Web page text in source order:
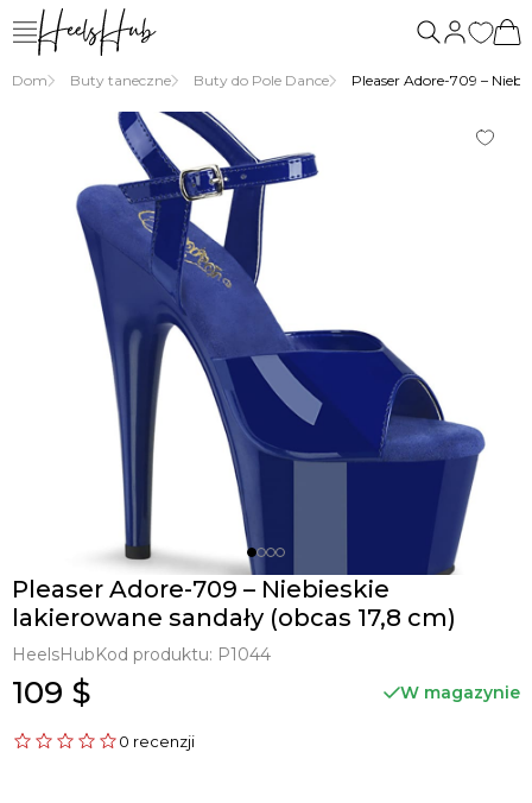
Dom Buty taneczne Buty do Pole Dance Pleaser Adore-709 –
Pleaser Adore-709 – Niebieskie
lakierowane sandały (obcas 17,8 cm)
HeelsHubKod produktu: P1044
109 $ W magazynie
0 recenzji